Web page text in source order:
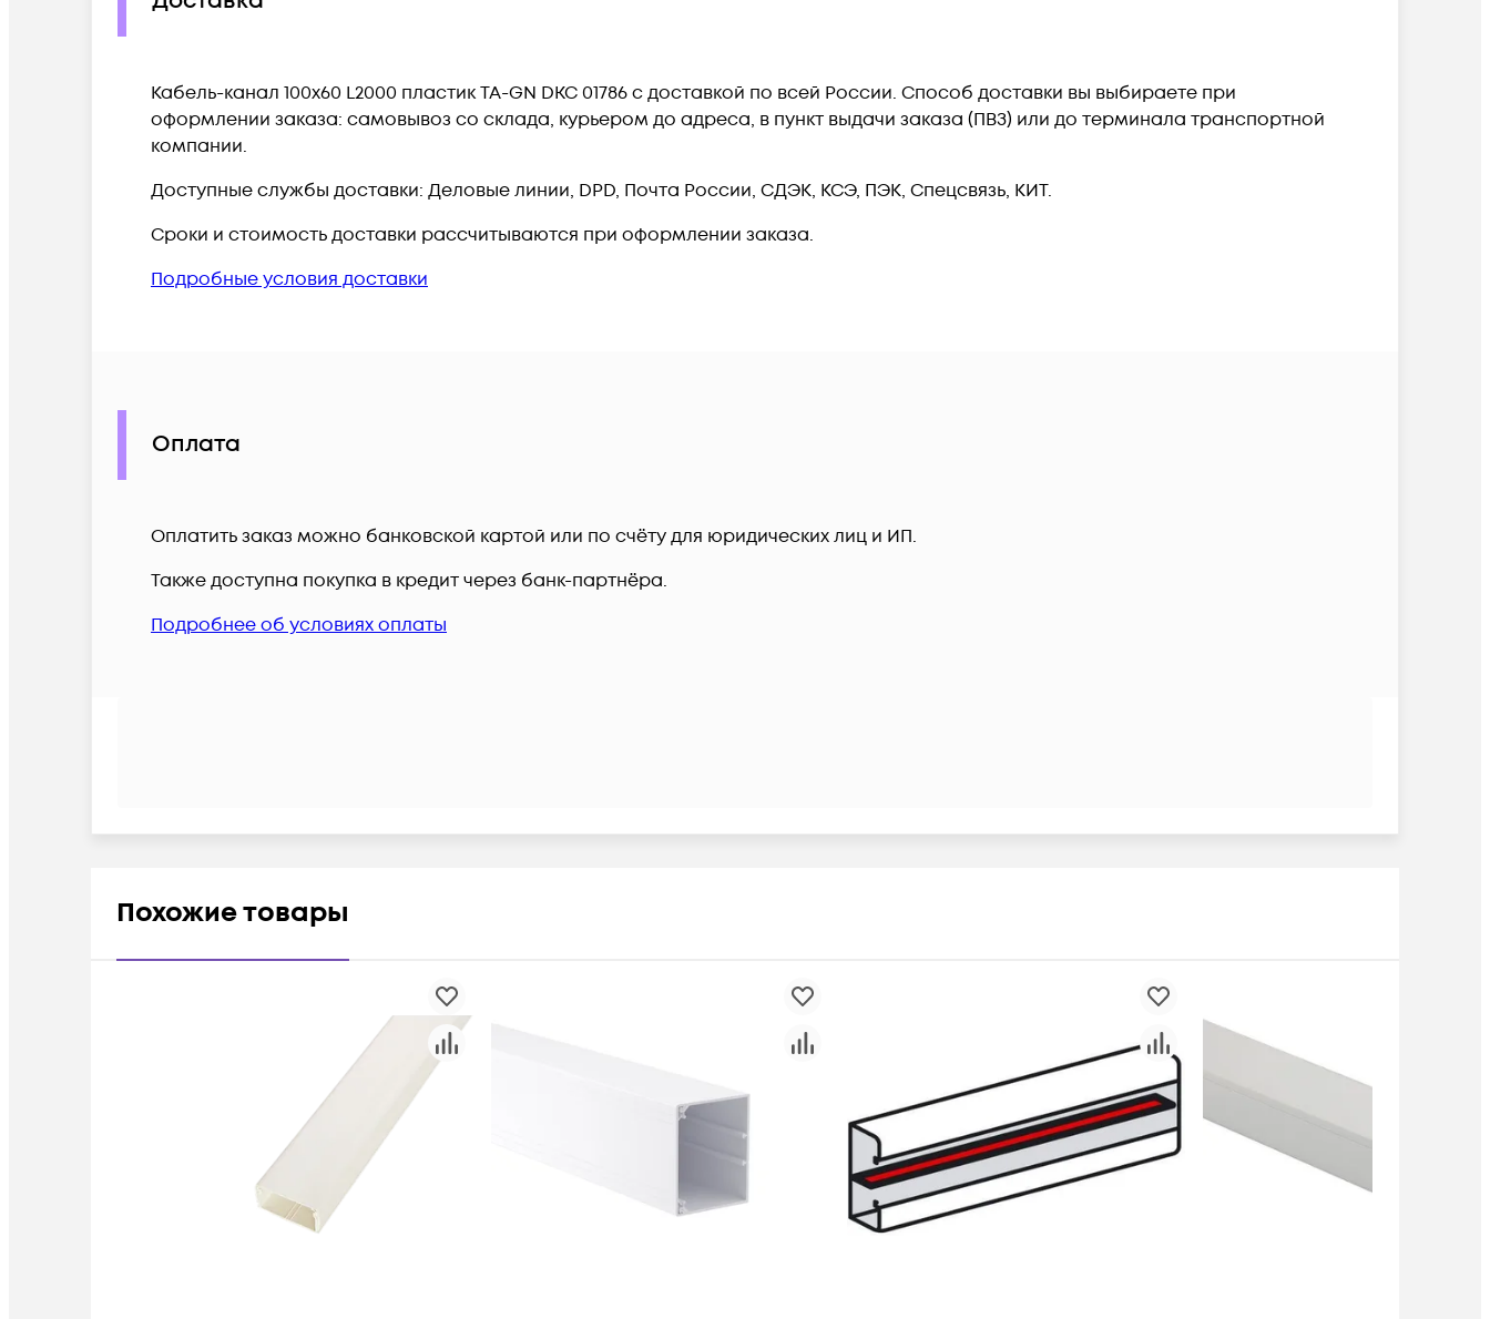
Кабель-канал 100х60 L2000 пластик TA-GN DKC 01786 c доставкой по всей России. Способ доставки вы выбираете при
оформлении заказа: самовывоз со склада, курьером до адреса, в пункт выдачи заказа (ПВЗ) или до терминала транспортной
компании.
Доступные службы доставки: Деловые линии, DPD, Почта России, СДЭК, КСЭ, ПЭК, Спецсвязь, КИТ.
Сроки и стоимость доставки рассчитываются при оформлении заказа.
Подробные условия доставки
Оплата
Оплатить заказ можно банковской картой или по счёту для юридических лиц и ИП.
Также доступна покупка в кредит через банк-партнёра.
Подробнее об условиях оплаты
Похожие товары